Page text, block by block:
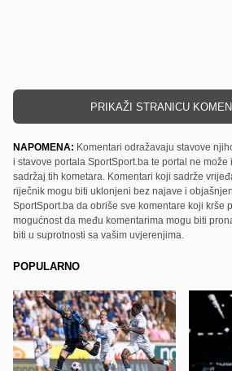
PRIKAŽI STRANICU
NAPOMENA: Komentari odražavaju stavove
i stavove portala SportSport.ba te portal ne
sadržaj tih kometara. Komentari koji sadrže
riječnik mogu biti uklonjeni bez najave i
SportSport.ba da obriše sve komentare koji krše
mogućnost da među komentarima mogu biti
biti u suprotnosti sa vašim uvjerenjima.
POPULARNO